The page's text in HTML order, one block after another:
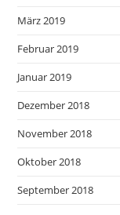
März 2019
Februar 2019
Januar 2019
Dezember 2018
November 2018
Oktober 2018
September 2018